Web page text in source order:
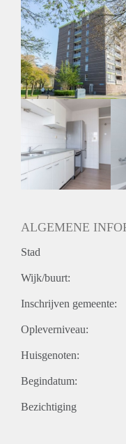
Huurtoeslag
Niet mogelijk
Inkomen eis
2,9 X Maandhuur
Huurtermijn
Onbepaalde termijn
Oplevering
Kaal
ALGEMENE
Stad
Wijk/buurt:
Inschrijven gemeente:
Opleverniveau:
Huisgenoten:
Begindatum:
Bezichtiging